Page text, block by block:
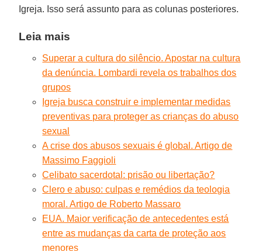
Igreja. Isso será assunto para as colunas posteriores.
Leia mais
Superar a cultura do silêncio. Apostar na cultura
da denúncia. Lombardi revela os trabalhos dos
grupos
Igreja busca construir e implementar medidas
preventivas para proteger as crianças do abuso
sexual
A crise dos abusos sexuais é global. Artigo de
Massimo Faggioli
Celibato sacerdotal: prisão ou libertação?
Clero e abuso: culpas e remédios da teologia
moral. Artigo de Roberto Massaro
EUA. Maior verificação de antecedentes está
entre as mudanças da carta de proteção aos
menores